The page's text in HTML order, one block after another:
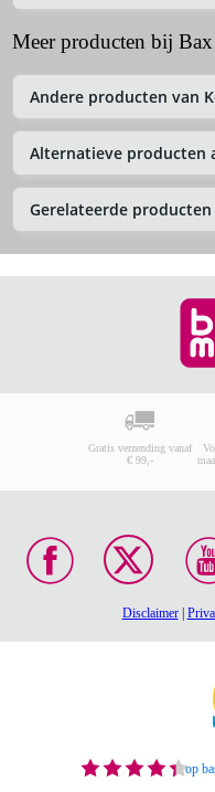
Meer producten bij
Andere producten van
Alternatieve producten
Gerelateerde
Gratis verzending vanaf
€ 99,-
Disclaimer|
op